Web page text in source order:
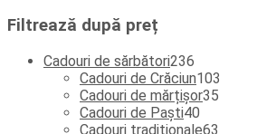
Filtrează după preț
Cadouri de sărbători236
de
produse
Cadouri de Crăciun103
Cadouri de mărțișor35
Cadouri de Paști40
de
Cadouri tradiționale63